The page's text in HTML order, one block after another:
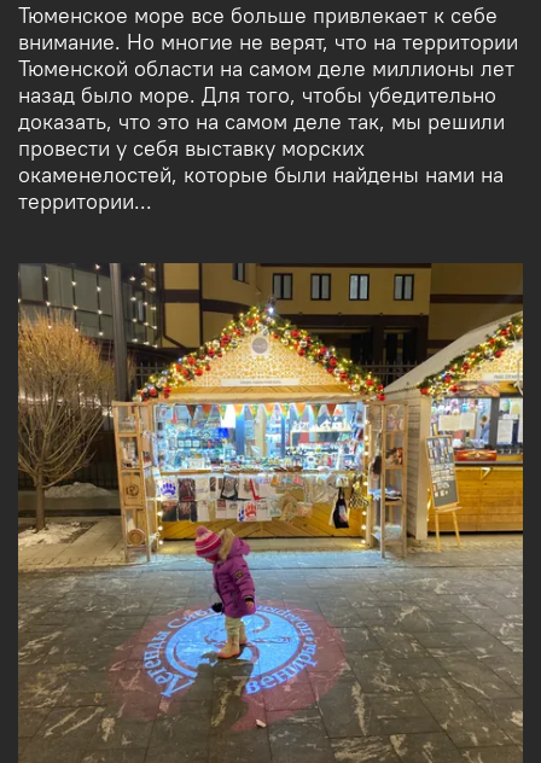
Тюменское море все больше привлекает к себе
внимание. Но многие не верят, что на территории
Тюменской области на самом деле миллионы лет
назад было море. Для того, чтобы убедительно
доказать, что это на самом деле так, мы решили
провести у себя выставку морских
окаменелостей, которые были найдены нами на
территории...